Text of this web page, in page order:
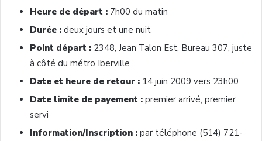
Heure de départ : 7h00 du matin
Durée : deux jours et une nuit
Point départ : 2348, Jean Talon Est, Bureau 307, juste
à côté du métro Iberville
Date et heure de retour : 14 juin 2009 vers 23h00
Date limite de payement : premier arrivé, premier
servi
Information/Inscription : par téléphone (514) 721-